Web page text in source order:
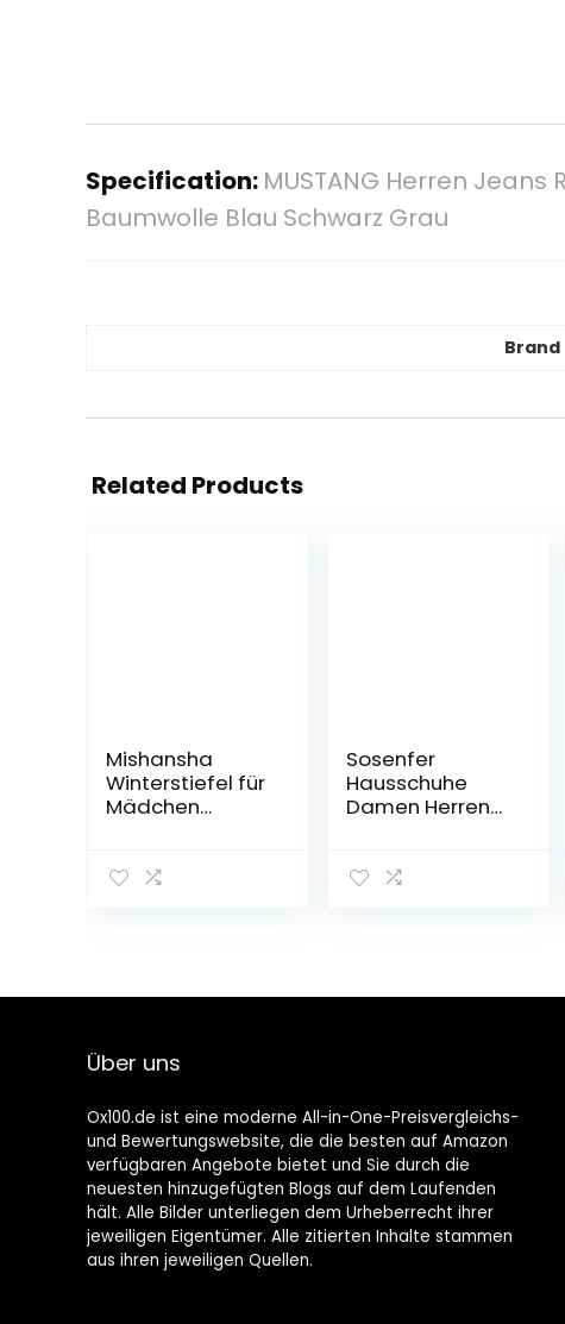
Specification: MUSTANG Herren
Baumwolle Blau Schwarz Grau
Brand
Related Products
Mishansha
Winterstiefel für
Mädchen
Warm Gefüttert
Kinder
Sosenfer
Hausschuhe
Damen Herren
rutschfest
Über uns
Ox100.de ist eine moderne All-in-One-Preisvergleichs-
und Bewertungswebsite, die die besten auf Amazon
verfügbaren Angebote bietet und Sie durch die
neuesten hinzugefügten Blogs auf dem Laufenden
hält. Alle Bilder unterliegen dem Urheberrecht ihrer
jeweiligen Eigentümer. Alle zitierten Inhalte stammen
aus ihren jeweiligen Quellen.